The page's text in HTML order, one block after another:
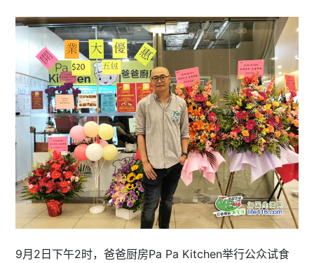
9月2日下午2时，爸爸厨房Pa Pa Kitchen举行公众试食